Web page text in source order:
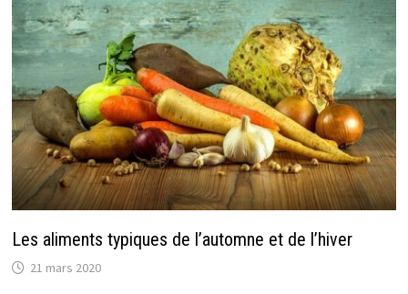
Les aliments typiques de l’automne et de l’hiver
21 mars 2020